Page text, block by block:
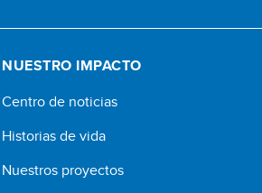
NUESTRO IMPACTO
Centro de noticias
Historias de vida
Nuestros proyectos